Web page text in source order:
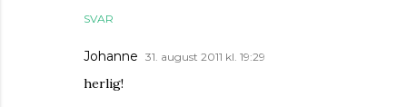
SVAR
Johanne 31. august 2011 kl. 19:29
herlig!